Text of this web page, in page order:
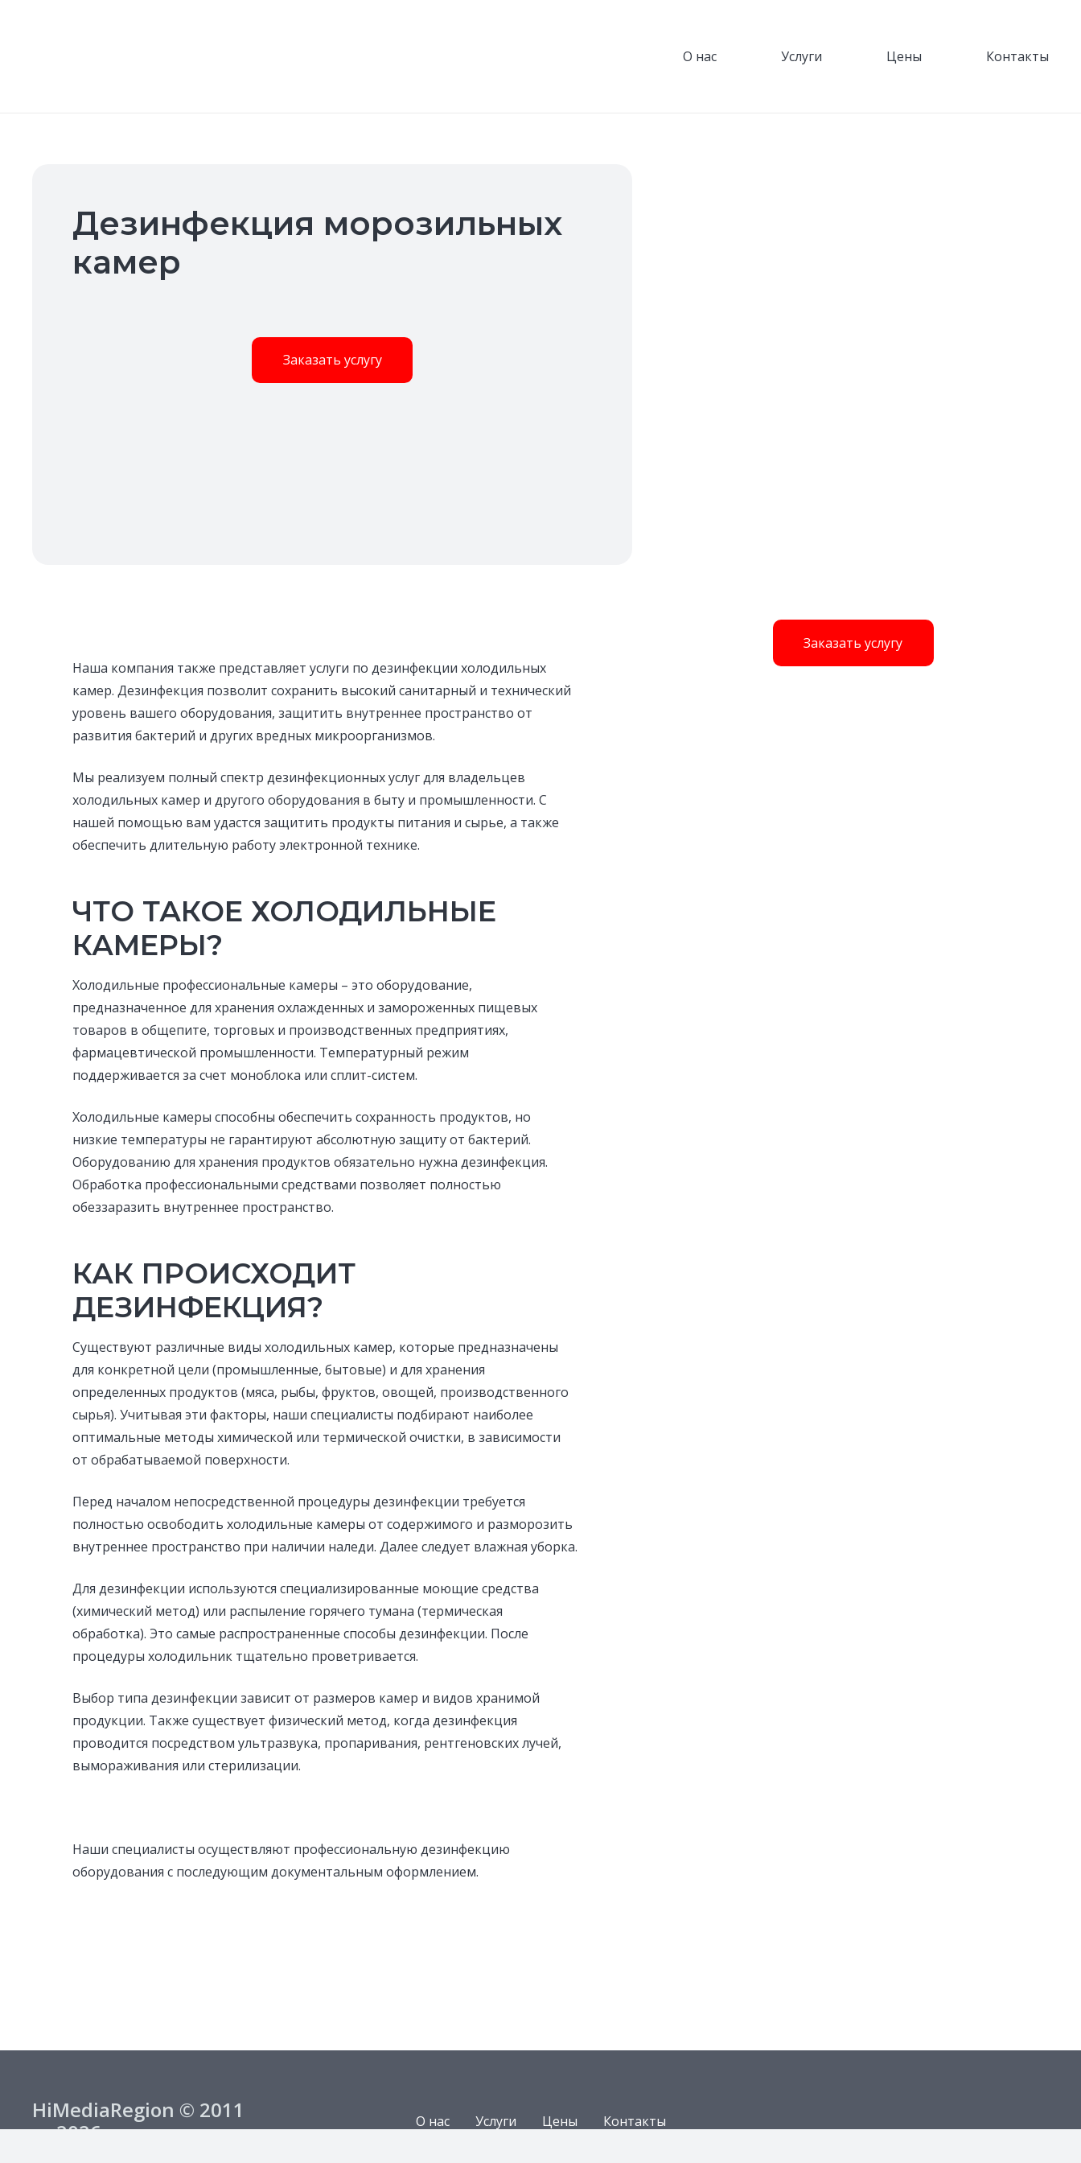
О нас Услуги Цены Контакты
Дезинфекция морозильных
камер
Заказать услугу
Наша компания также представляет услуги по дезинфекции холодильных
камер. Дезинфекция позволит сохранить высокий санитарный и технический
уровень вашего оборудования, защитить внутреннее пространство от
развития бактерий и других вредных микроорганизмов.
Мы реализуем полный спектр дезинфекционных услуг для владельцев
холодильных камер и другого оборудования в быту и промышленности. С
нашей помощью вам удастся защитить продукты питания и сырье, а также
обеспечить длительную работу электронной технике.
ЧТО ТАКОЕ ХОЛОДИЛЬНЫЕ
КАМЕРЫ?
Холодильные профессиональные камеры – это оборудование,
предназначенное для хранения охлажденных и замороженных пищевых
товаров в общепите, торговых и производственных предприятиях,
фармацевтической промышленности. Температурный режим
поддерживается за счет моноблока или сплит-систем.
Холодильные камеры способны обеспечить сохранность продуктов, но
низкие температуры не гарантируют абсолютную защиту от бактерий.
Оборудованию для хранения продуктов обязательно нужна дезинфекция.
Обработка профессиональными средствами позволяет полностью
обеззаразить внутреннее пространство.
КАК ПРОИСХОДИТ
ДЕЗИНФЕКЦИЯ?
Существуют различные виды холодильных камер, которые предназначены
для конкретной цели (промышленные, бытовые) и для хранения
определенных продуктов (мяса, рыбы, фруктов, овощей, производственного
сырья). Учитывая эти факторы, наши специалисты подбирают наиболее
оптимальные методы химической или термической очистки, в зависимости
от обрабатываемой поверхности.
Перед началом непосредственной процедуры дезинфекции требуется
полностью освободить холодильные камеры от содержимого и разморозить
внутреннее пространство при наличии наледи. Далее следует влажная уборка.
Для дезинфекции используются специализированные моющие средства
(химический метод) или распыление горячего тумана (термическая
обработка). Это самые распространенные способы дезинфекции. После
процедуры холодильник тщательно проветривается.
Выбор типа дезинфекции зависит от размеров камер и видов хранимой
продукции. Также существует физический метод, когда дезинфекция
проводится посредством ультразвука, пропаривания, рентгеновских лучей,
вымораживания или стерилизации.
Наши специалисты осуществляют профессиональную дезинфекцию
оборудования с последующим документальным оформлением.
Заказать услугу
HiMediaRegion © 2011
— 2026
О нас Услуги Цены Контакты